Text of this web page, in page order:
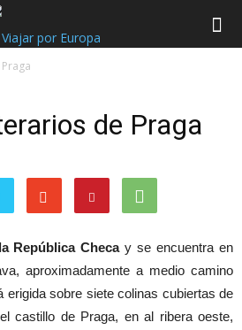
Praga
de Praga
República Checay se encuentra en
aproximadamente a medio camino
erigida sobre siete colinas cubiertas de
castillo de Praga, en al ribera oeste,